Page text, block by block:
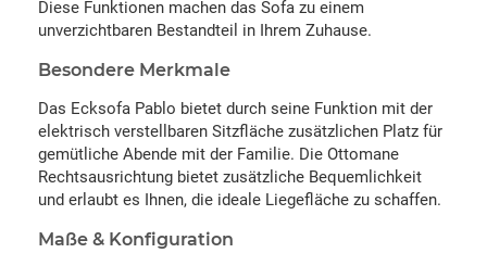
Diese Funktionen machen das Sofa zu einem
unverzichtbaren Bestandteil in Ihrem Zuhause.
Besondere Merkmale
Das Ecksofa Pablo bietet durch seine Funktion mit der
elektrisch verstellbaren Sitzfläche zusätzlichen Platz für
gemütliche Abende mit der Familie. Die Ottomane
Rechtsausrichtung bietet zusätzliche Bequemlichkeit
und erlaubt es Ihnen, die ideale Liegefläche zu schaffen.
Maße & Konfiguration